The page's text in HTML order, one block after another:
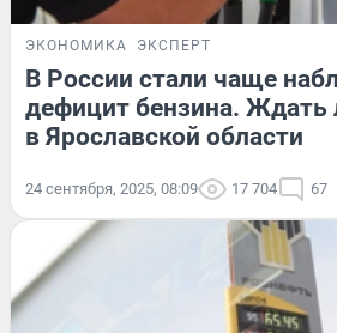
ЭКОНОМИКА ЭКСПЕРТ
В России стали чаще
дефицит бензина. Ждать
в Ярославской области
24 сентября, 2025, 08:09 17 704 67